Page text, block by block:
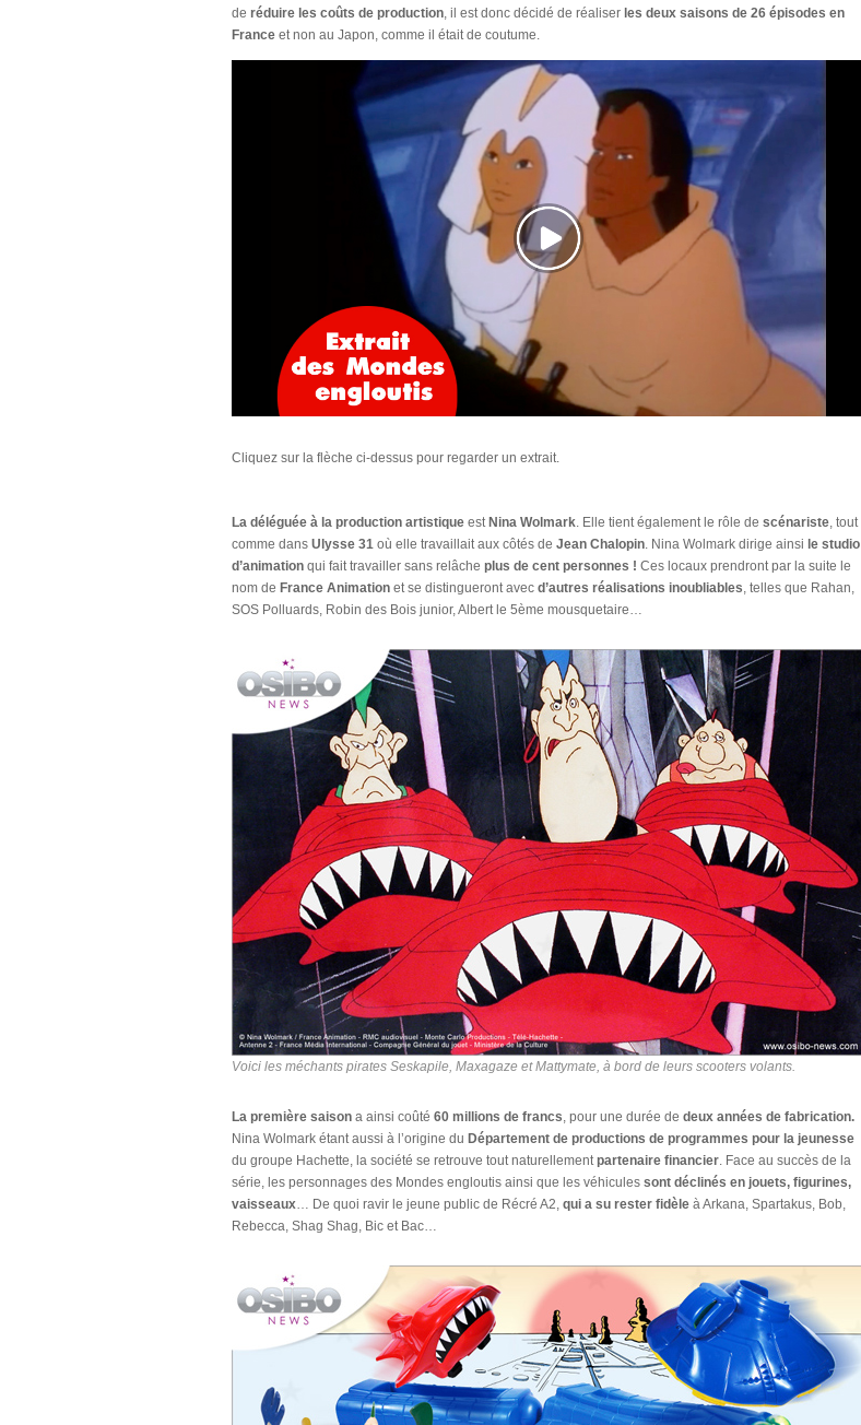
de réduire les coûts de production , il est donc décidé de réaliser les deux saisons de 26 épisodes en
France et non au Japon, comme il était de coutume.
Cliquez sur la flèche ci-dessus pour regarder un extrait.
La déléguée à la production artistique est Nina Wolmark . Elle tient également le rôle de scénariste , tout
comme dans Ulysse 31 où elle travaillait aux côtés de Jean Chalopin . Nina Wolmark dirige ainsi le studio
d’animation qui fait travailler sans relâche plus de cent personnes ! Ces locaux prendront par la suite le
nom de France Animation et se distingueront avec d’autres réalisations inoubliables , telles que Rahan,
SOS Polluards, Robin des Bois junior, Albert le 5ème mousquetaire…
Voici les méchants pirates Seskapile, Maxagaze et Mattymate, à bord de leurs scooters volants.
La première saison a ainsi coûté 60 millions de francs , pour une durée de deux années de fabrication.
Nina Wolmark étant aussi à l’origine du Département de productions de programmes pour la jeunesse
du groupe Hachette, la société se retrouve tout naturellement partenaire financier . Face au succès de la
série, les personnages des Mondes engloutis ainsi que les véhicules sont déclinés en jouets, figurines,
vaisseaux … De quoi ravir le jeune public de Récré A2, qui a su rester fidèle à Arkana, Spartakus, Bob,
Rebecca, Shag Shag, Bic et Bac…